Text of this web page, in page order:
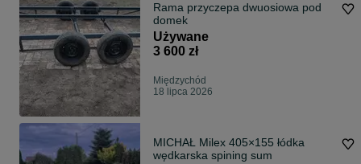
Rama przyczepa dwuosiowa pod
domek
Używane
3 600 zł
Międzychód
18 lipca 2026
MICHAŁ Milex 405×155 łódka
wędkarska spining sum